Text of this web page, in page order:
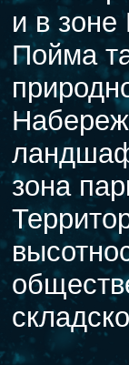
и в
Пойма
зона